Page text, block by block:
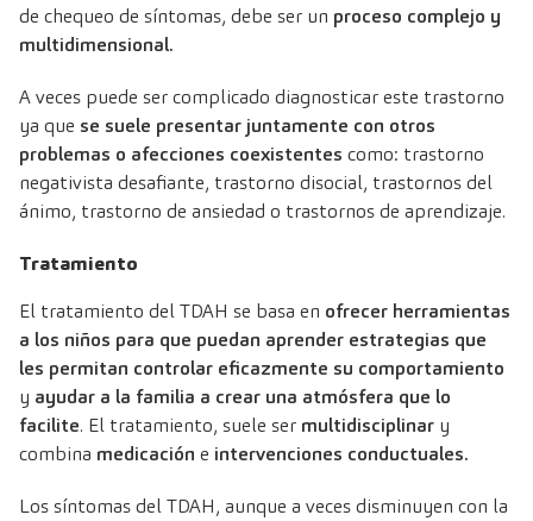
de chequeo de síntomas, debe ser un proceso complejo y
multidimensional.
A veces puede ser complicado diagnosticar este trastorno
ya que se suele presentar juntamente con otros
problemas o afecciones coexistentes como: trastorno
negativista desafiante, trastorno disocial, trastornos del
ánimo, trastorno de ansiedad o trastornos de aprendizaje.
Tratamiento
El tratamiento del TDAH se basa en ofrecer herramientas
a los niños para que puedan aprender estrategias que
les permitan controlar eficazmente su comportamiento
y ayudar a la familia a crear una atmósfera que lo
facilite. El tratamiento, suele ser multidisciplinar y
combina medicación e intervenciones conductuales.
Los síntomas del TDAH, aunque a veces disminuyen con la